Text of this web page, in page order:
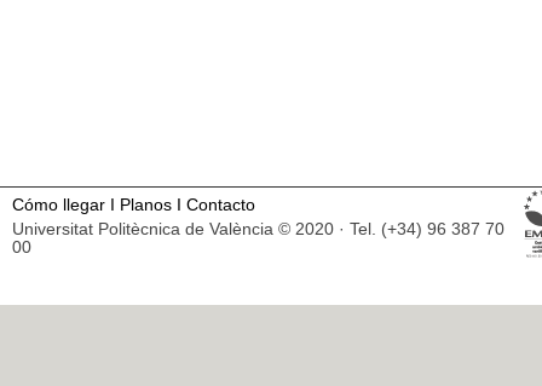
Cómo llegar I Planos I Contacto
Universitat Politècnica de València © 2020 · Tel. (+34) 96 387 70
00